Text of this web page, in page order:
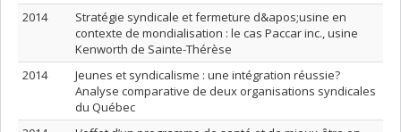
2014
Stratégie syndicale et fermeture d&apos;usine en
contexte de mondialisation : le cas Paccar inc., usine
Kenworth de Sainte-Thérèse
2014
Jeunes et syndicalisme : une intégration réussie?
Analyse comparative de deux organisations syndicales
du Québec